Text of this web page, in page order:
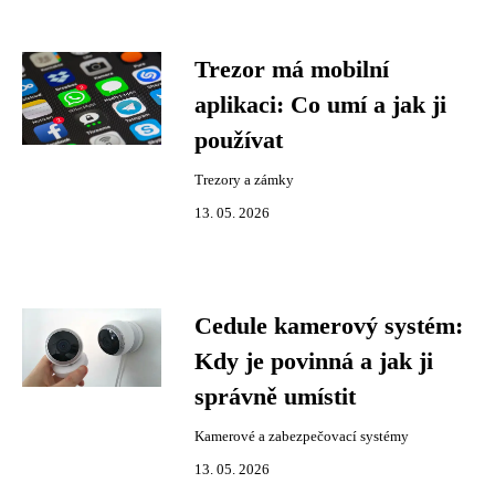
Trezor má mobilní
aplikaci: Co umí a jak ji
používat
Trezory a zámky
13. 05. 2026
Cedule kamerový systém:
Kdy je povinná a jak ji
správně umístit
Kamerové a zabezpečovací systémy
13. 05. 2026